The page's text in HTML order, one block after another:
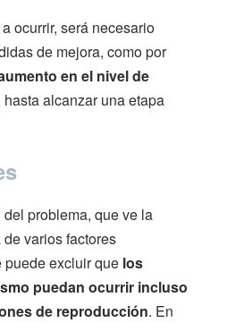
ocurrir, será necesario
de mejora, como por
en el nivel de
hasta alcanzar una etapa
problema, que ve la
varios factores
puede excluir que los
puedan ocurrir incluso
de reproducción. En